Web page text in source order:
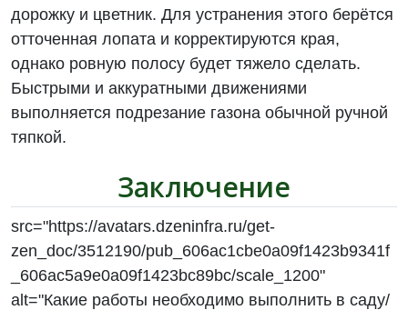
дорожку и цветник. Для устранения этого берётся
отточенная лопата и корректируются края,
однако ровную полосу будет тяжело сделать.
Быстрыми и аккуратными движениями
выполняется подрезание газона обычной ручной
тяпкой.
Заключение
src="https://avatars.dzeninfra.ru/get-
zen_doc/3512190/pub_606ac1cbe0a09f1423b9341f
_606ac5a9e0a09f1423bc89bc/scale_1200"
alt="Какие работы необходимо выполнить в саду/